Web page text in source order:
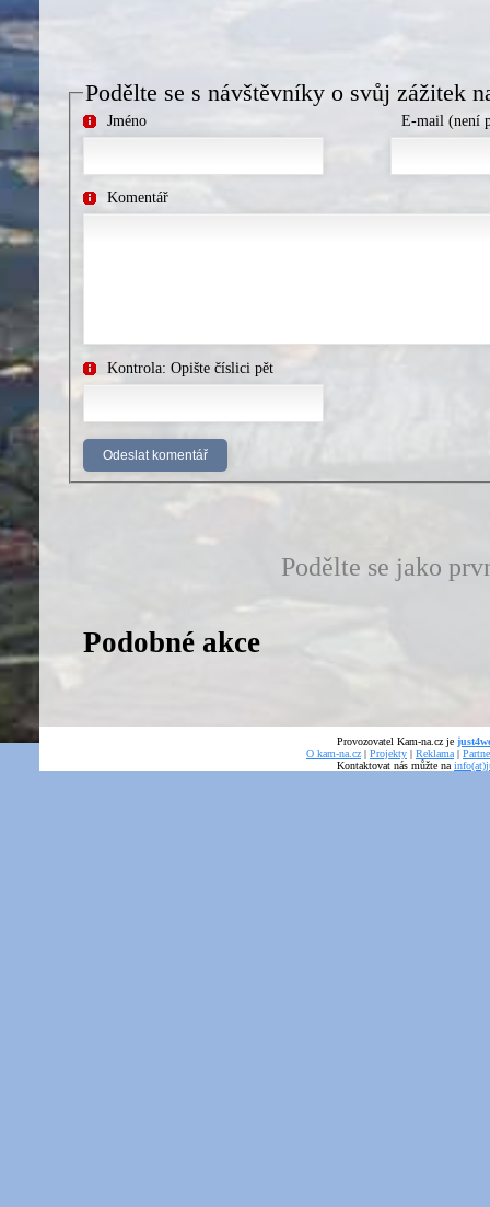
Podělte se s návštěvníky o svůj zážitek
Jméno E-mail (není
Komentář
Kontrola: Opište číslici pět
Podělte se jako
Podobné akce
Provozovatel Kam-na.cz je
O kam-na.cz | Projekty | Reklama |
Kontaktovat nás můžte na